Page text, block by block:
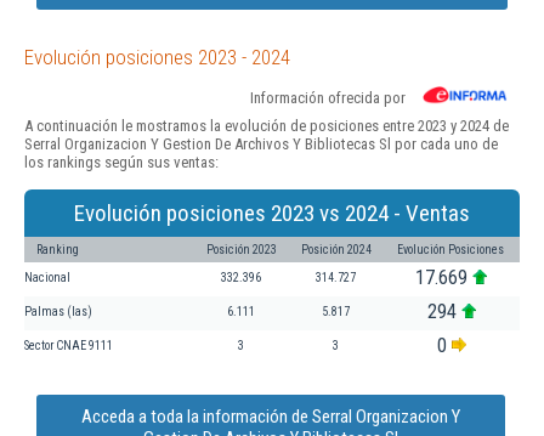
Evolución posiciones 2023 - 2024
Información ofrecida por
A continuación le mostramos la evolución de posiciones entre 2023 y 2024 de
Serral Organizacion Y Gestion De Archivos Y Bibliotecas Sl por cada uno de
los rankings según sus ventas:
Evolución posiciones 2023 vs 2024 - Ventas
Ranking Posición 2023 Posición 2024 Evolución Posiciones
Nacional 332.396 314.727 17.669
Palmas (las) 6.111 5.817 294
Sector CNAE 9111 3 3 0
Acceda a toda la información de Serral Organizacion Y